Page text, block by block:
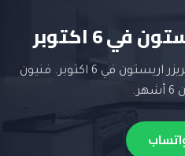
6 اكتوبر
مركز متخصص في صيانة ديب فريزر اريستون في 6 اكتوبر. فنيون